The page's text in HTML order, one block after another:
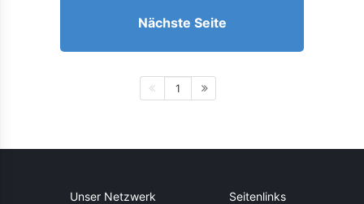
Nächste Seite
1
Unser Netzwerk Seitenlinks